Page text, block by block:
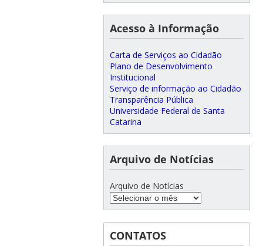
Acesso à Informação
Carta de Serviços ao Cidadão
Plano de Desenvolvimento
Institucional
Serviço de informação ao Cidadão
Transparência Pública
Universidade Federal de Santa
Catarina
Arquivo de Notícias
Arquivo de Notícias
CONTATOS